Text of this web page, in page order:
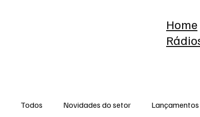
Home
Todos Novidades do setor